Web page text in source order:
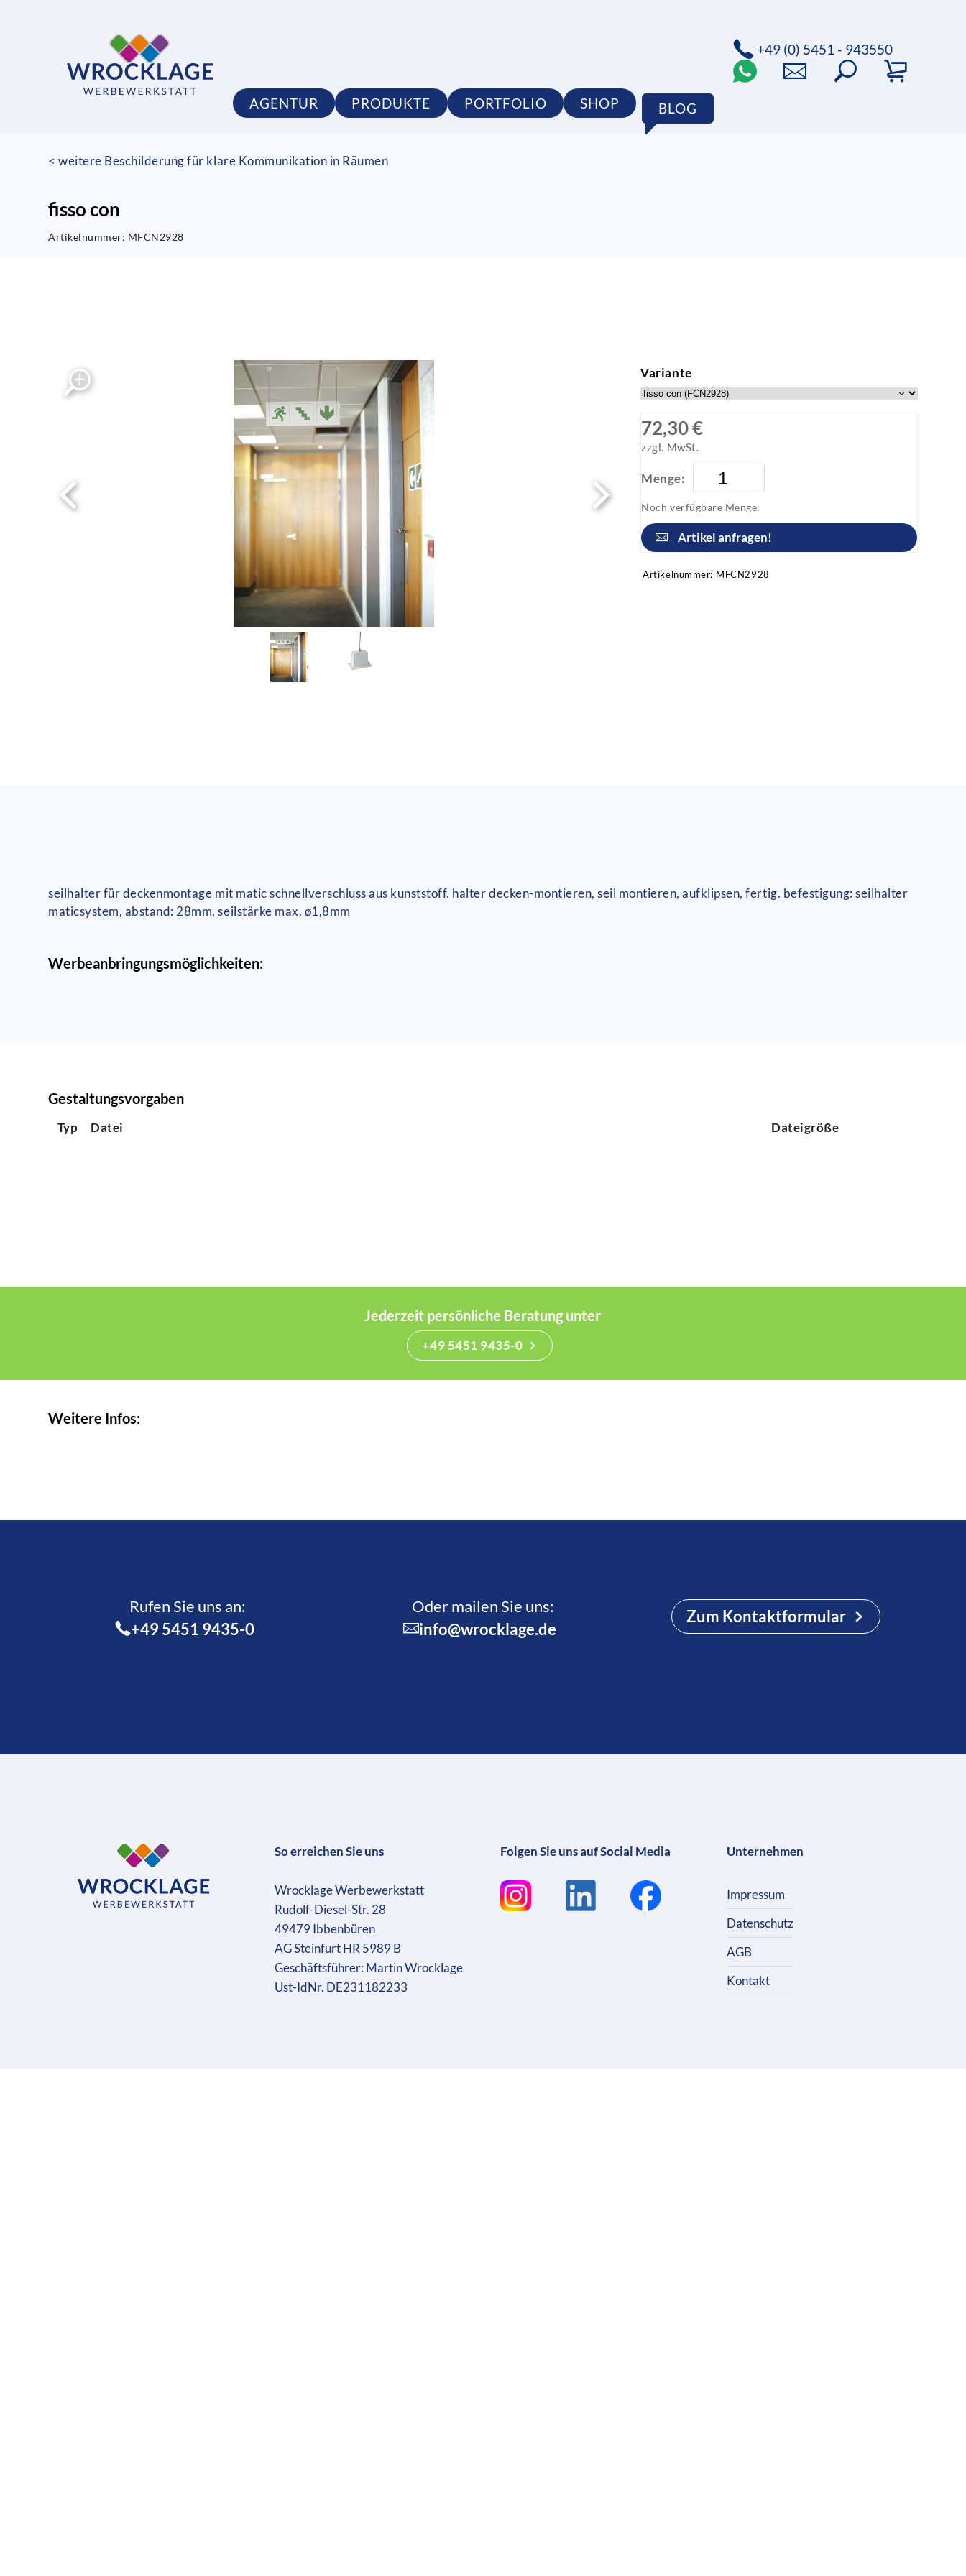
AGENTUR PRODUKTE PORTFOLIO SHOP BLOG
+49 (0) 5451 - 943550
< weitere Beschilderung für klare Kommunikation in Räumen
fisso con
Artikelnummer: MFCN2928
Variante
72,30 €
zzgl. MwSt.
Menge:
Noch verfügbare Menge:
Artikel anfragen!
Artikelnummer: MFCN2928
seilhalter für deckenmontage mit matic schnellverschluss aus kunststoff. halter decken-montieren, seil montieren, aufklipsen, fertig. befestigung: seilhalter
maticsystem, abstand: 28mm, seilstärke max. ø1,8mm
Werbeanbringungsmöglichkeiten:
Gestaltungsvorgaben
Typ Datei Dateigröße
Jederzeit persönliche Beratung unter
+49 5451 9435-0
Weitere Infos:
Rufen Sie uns an:­
+49 5451 9435-0
Oder mailen Sie uns:
info@wrocklage.de
Zum Kontaktformular
So erreichen Sie uns
Wrocklage Werbewerkstatt
Rudolf-Diesel-Str. 28
49479 Ibbenbüren
AG Steinfurt HR 5989 B
Geschäftsführer: Martin Wrocklage
Ust-IdNr. DE231182233
Folgen Sie uns auf Social Media Unternehmen
Impressum
Datenschutz
AGB
Kontakt